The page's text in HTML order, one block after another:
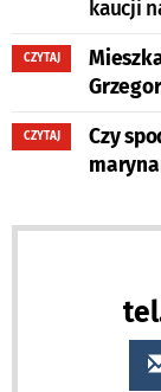
kaucji
CZYTAJ
CZYTAJ
Czy